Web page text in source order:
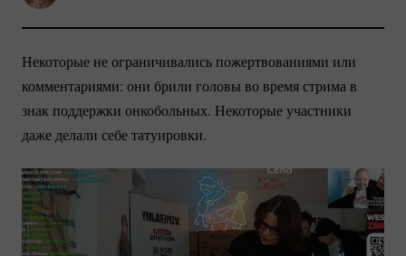
Некоторые не ограничивались пожертвованиями или
комментариями: они брили головы во время стрима в
знак поддержки онкобольных. Некоторые участники
даже делали себе татуировки.